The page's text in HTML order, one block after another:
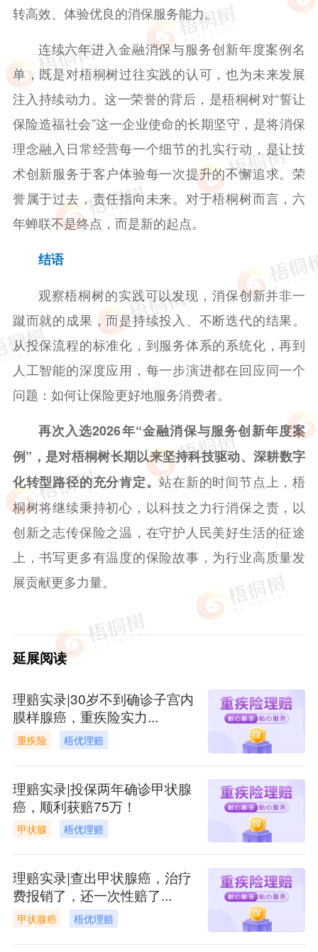
转高效、体验优良的消保服务能力。
连续六年进入金融消保与服务创新年度案例名
单，既是对梧桐树过往实践的认可，也为未来发展
注入持续动力。这一荣誉的背后，是梧桐树对“誓让
保险造福社会”这一企业使命的长期坚守，是将消保
理念融入日常经营每一个细节的扎实行动，是让技
术创新服务于客户体验每一次提升的不懈追求。荣
誉属于过去，责任指向未来。对于梧桐树而言，六
年蝉联不是终点，而是新的起点。
结语
观察梧桐树的实践可以发现，消保创新并非一
蹴而就的成果，而是持续投入、不断迭代的结果。
从投保流程的标准化，到服务体系的系统化，再到
人工智能的深度应用，每一步演进都在回应同一个
问题：如何让保险更好地服务消费者。
再次入选2026年“金融消保与服务创新年度案
例”，是对梧桐树长期以来坚持科技驱动、深耕数字
化转型路径的充分肯定。站在新的时间节点上，梧
桐树将继续秉持初心，以科技之力行消保之责，以
创新之志传保险之温，在守护人民美好生活的征途
上，书写更多有温度的保险故事，为行业高质量发
展贡献更多力量。
延展阅读
理赔实录|30岁不到确诊子宫内
膜样腺癌，重疾险实力...
重疾险 梧优理赔
理赔实录|投保两年确诊甲状腺
癌，顺利获赔75万！
甲状腺 梧优理赔
理赔实录|查出甲状腺癌，治疗
费报销了，还一次性赔了...
甲状腺癌 梧优理赔